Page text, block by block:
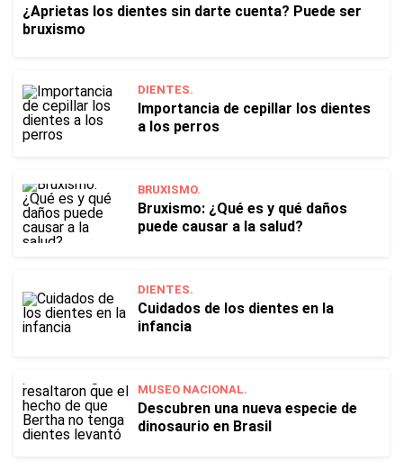
¿Aprietas los dientes sin darte cuenta? Puede ser
bruxismo
DIENTES.
Importancia de cepillar los dientes
a los perros
BRUXISMO.
Bruxismo: ¿Qué es y qué daños
puede causar a la salud?
DIENTES.
Cuidados de los dientes en la
infancia
MUSEO NACIONAL.
Descubren una nueva especie de
dinosaurio en Brasil